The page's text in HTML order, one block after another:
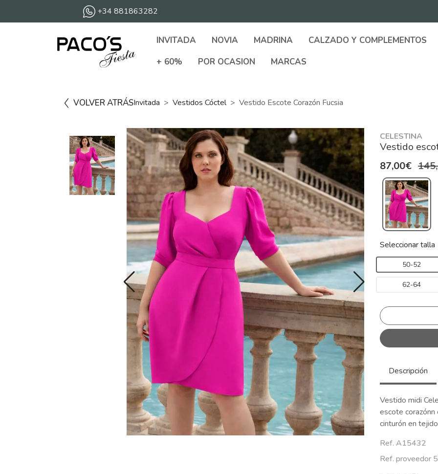
+34 881863282
INVITADA NOVIA MADRINA
CALZADO Y COMPLEMENTOS
+ 60%
POR OCASION MARCAS
VOLVER ATRÁSInvitada Vestidos Cóctel Vestido Escote Corazón Fucsia
CELESTINA
Vestido
87,00€
Seleccionar talla
50-52
62-64
Descripción
Vestido midi
escote corazónn
cinturón en
Ref. A15432
Ref. proveedor